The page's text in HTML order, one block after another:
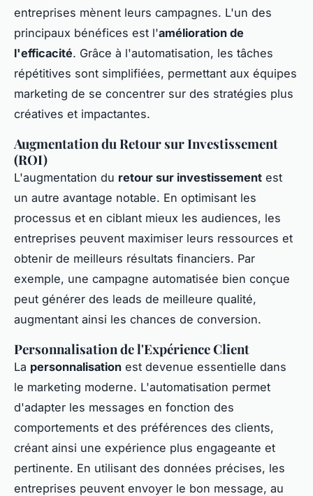
entreprises mènent leurs campagnes. L'un des
principaux bénéfices est l'amélioration de
l'efficacité. Grâce à l'automatisation, les tâches
répétitives sont simplifiées, permettant aux équipes
marketing de se concentrer sur des stratégies plus
créatives et impactantes.
Augmentation du Retour sur Investissement
(ROI)
L'augmentation du retour sur investissement est
un autre avantage notable. En optimisant les
processus et en ciblant mieux les audiences, les
entreprises peuvent maximiser leurs ressources et
obtenir de meilleurs résultats financiers. Par
exemple, une campagne automatisée bien conçue
peut générer des leads de meilleure qualité,
augmentant ainsi les chances de conversion.
Personnalisation de l'Expérience Client
La personnalisation est devenue essentielle dans
le marketing moderne. L'automatisation permet
d'adapter les messages en fonction des
comportements et des préférences des clients,
créant ainsi une expérience plus engageante et
pertinente. En utilisant des données précises, les
entreprises peuvent envoyer le bon message, au